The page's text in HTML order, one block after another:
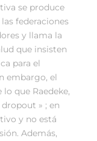
se produce
federaciones
y llama la
que insisten
para el
embargo, el
que Raedeke,
» ; en
y no está
Además,